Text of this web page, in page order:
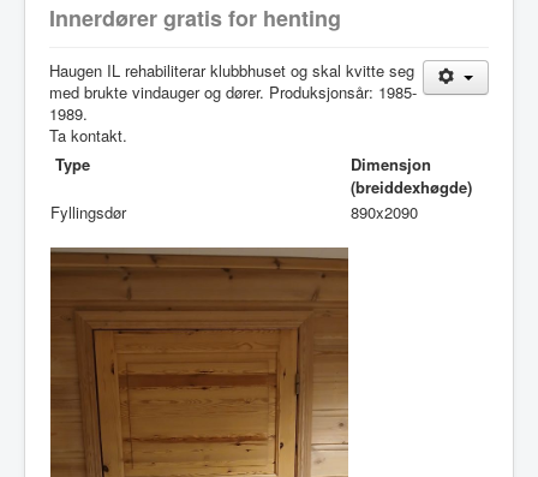
Fotball
Friidrett
Langrenn
Klubblokaler
Medlemsskap
Minnefond
Innerdører gratis for henting
Haugen IL rehabiliterar klubbhuset og skal kvitte seg
med brukte vindauger og dører. Produksjonsår: 1985-
1989.
Ta kontakt.
Type
Dimensjon
(breiddexhøgde)
Fyllingsdør
890x2090